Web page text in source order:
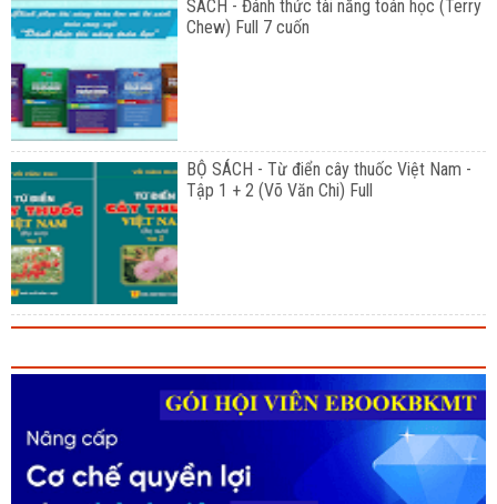
SÁCH - Đánh thức tài năng toán học (Terry
Chew) Full 7 cuốn
BỘ SÁCH - Từ điển cây thuốc Việt Nam -
Tập 1 + 2 (Võ Văn Chi) Full